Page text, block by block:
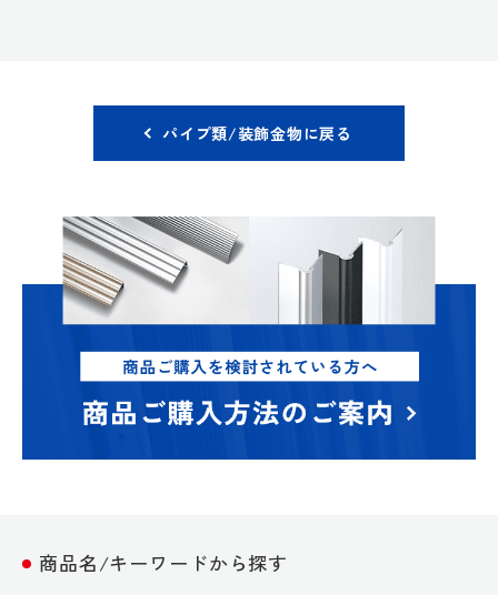
パイプ類/装飾金物に戻る
商品名/キーワードから探す